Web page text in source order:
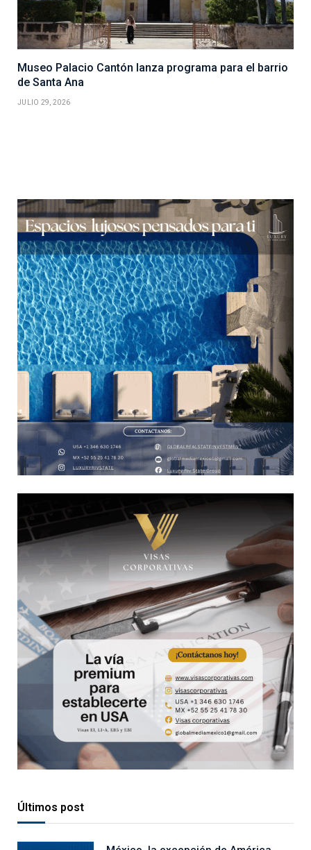
Museo Palacio Cantón lanza programa para el barrio
de Santa Ana
JULIO 29, 2026
Últimos post